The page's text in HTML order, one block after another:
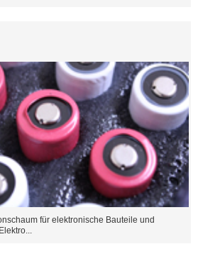
für elektronische Bauteile und